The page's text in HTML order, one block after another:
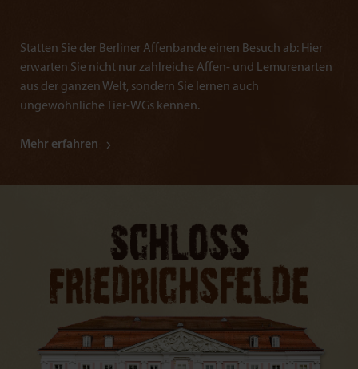
Statten Sie der Berliner Affenbande einen Besuch ab: Hier
erwarten Sie nicht nur zahlreiche Affen- und Lemurenarten
aus der ganzen Welt, sondern Sie lernen auch
ungewöhnliche Tier-WGs kennen.
Mehr erfahren